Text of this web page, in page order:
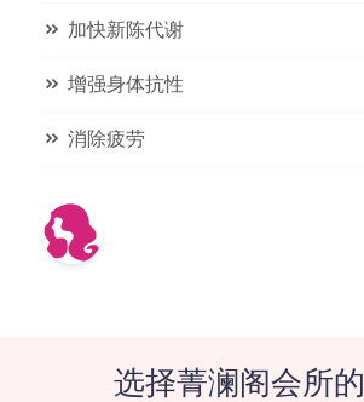
加快新陈代谢
增强身体抗性
消除疲劳
选择菁澜阁会所的